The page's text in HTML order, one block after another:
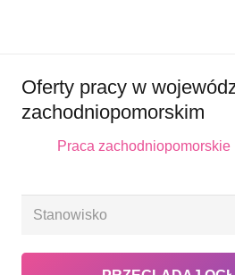
Oferty pracy w
zachodniopomorskim
Praca zachodniopomorskie